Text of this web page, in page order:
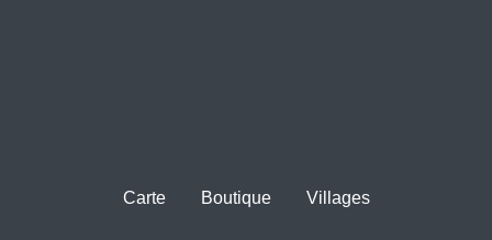
Carte Boutique Villages